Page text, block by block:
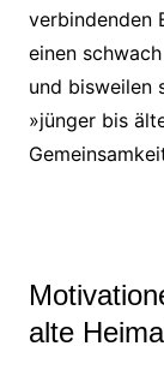
verbindenden
einen
und bisweilen
»jünger bis
alte